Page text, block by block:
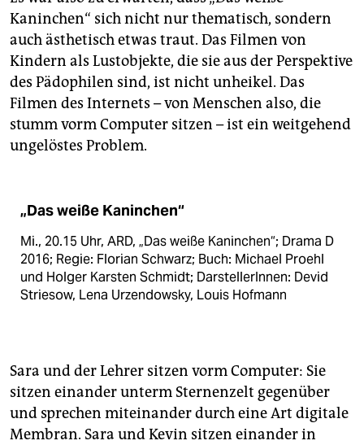
Kaninchen“ sich nicht nur thematisch, sondern
auch ästhetisch etwas traut. Das Filmen von
Kindern als Lustobjekte, die sie aus der Perspektive
des Pädophilen sind, ist nicht unheikel. Das
Filmen des Internets – von Menschen also, die
stumm vorm Computer sitzen – ist ein weitgehend
ungelöstes Problem.
„Das weiße Kaninchen“
Mi., 20.15 Uhr, ARD, „Das weiße Kaninchen“; Drama D
2016; Regie: Florian Schwarz; Buch: Michael Proehl
und Holger Karsten Schmidt; DarstellerInnen: Devid
Striesow, Lena Urzendowsky, Louis Hofmann
Sara und der Lehrer sitzen vorm Computer: Sie
sitzen einander unterm Sternenzelt gegenüber
und sprechen miteinander durch eine Art digitale
Membran. Sara und Kevin sitzen einander in